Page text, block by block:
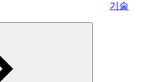
기술